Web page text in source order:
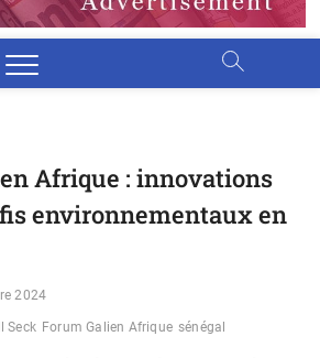
Afrique : innovations
environnementaux en
2024
Seck Forum Galien Afrique sénégal